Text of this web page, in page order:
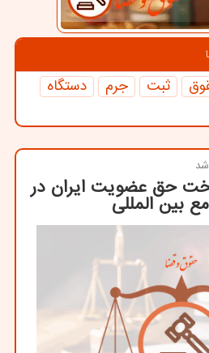
ثبت جرم
دستگاه
حق عضویت ایران در
بین المللی